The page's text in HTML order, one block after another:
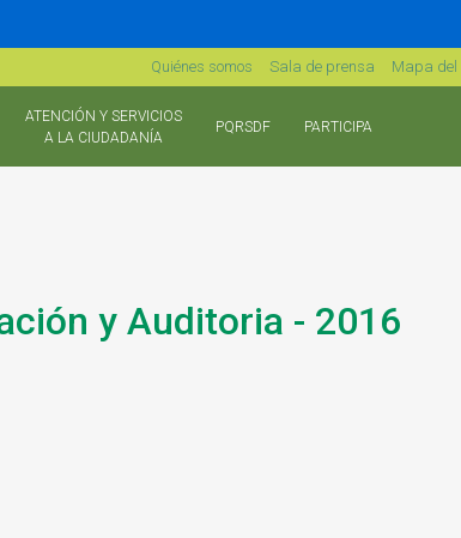
Quiénes somos Sala de prensa Mapa del
ATENCIÓN Y SERVICIOS
A LA CIUDADANÍA
PQRSDF PARTICIPA
y Auditoria - 2016